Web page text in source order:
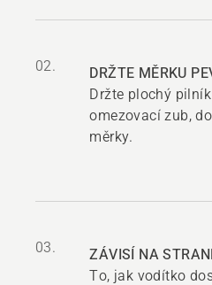
02.
DRŽTE MĚRKU
Držte plochý
omezovací zub,
měrky.
03.
ZÁVISÍ NA
To, jak vodítko